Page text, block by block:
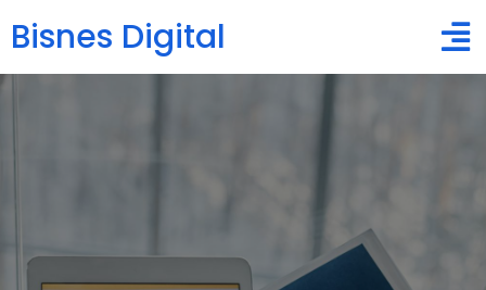
Bisnes Digital